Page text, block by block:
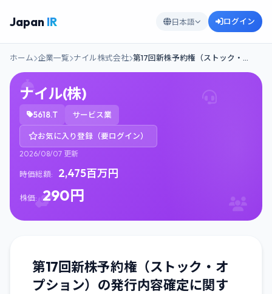
Japan IR 日本語 ログイン
ホーム 企業一覧 ナイル株式会社 第17回新株予約権（ストック・…
ナイル(株)
5618.T サービス業
お気に入り登録（要ログイン）
2026/08/07 更新
時価総額: 2,475百万円
株価: 290円
第17回新株予約権（ストック・オ
プション）の発行内容確定に関す